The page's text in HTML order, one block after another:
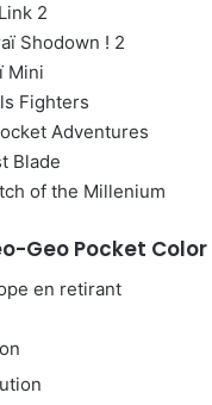
2
Shodown ! 2
Mini
Fighters
Adventures
Blade
of the Millenium
Geo Pocket Color
en retirant